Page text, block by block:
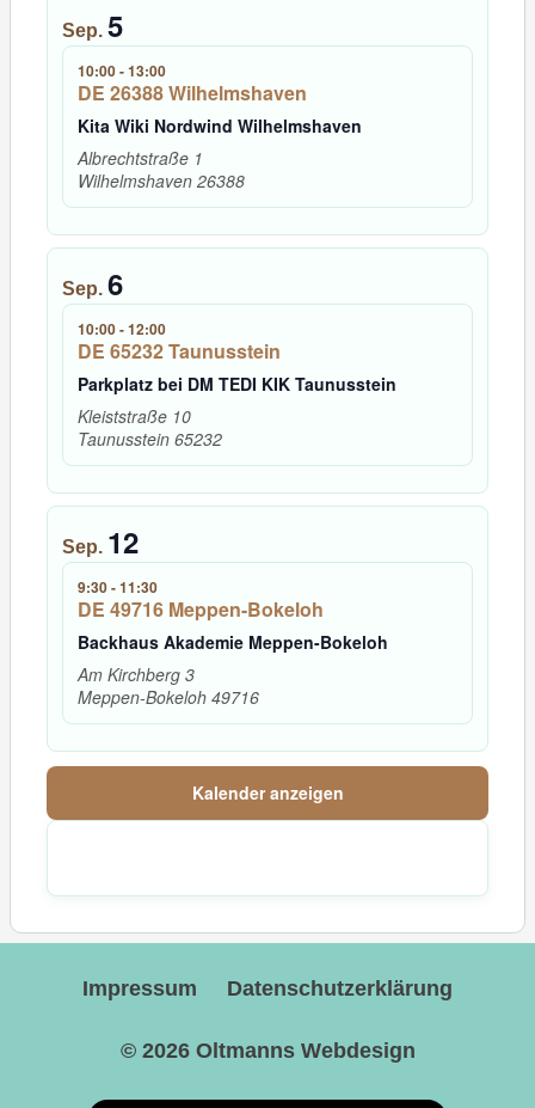
Sep. 5
10:00-13:00
DE 26388 Wilhelmshaven
Kita Wiki Nordwind Wilhelmshaven
Albrechtstraße 1
Wilhelmshaven 26388
Sep. 6
10:00-12:00
DE 65232 Taunusstein
Parkplatz bei DM TEDI KIK Taunusstein
Kleiststraße 10
Taunusstein 65232
Sep. 12
9:30-11:30
DE 49716 Meppen-Bokeloh
Backhaus Akademie Meppen-Bokeloh
Am Kirchberg 3
Meppen-Bokeloh 49716
Kalender anzeigen
Impressum Datenschutzerklärung
© 2026 Oltmanns Webdesign